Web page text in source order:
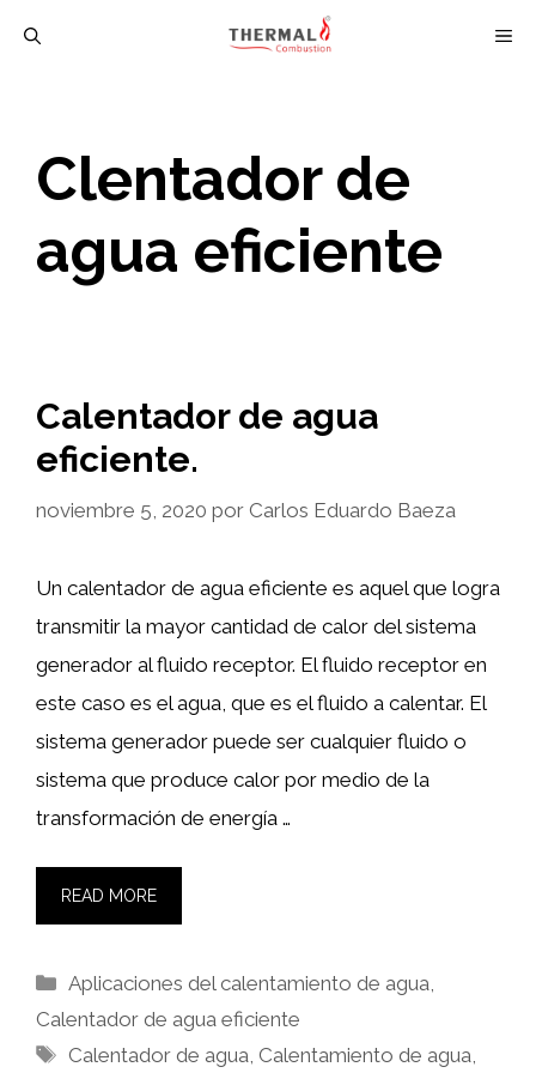
Clentador de
agua eficiente
Calentador de agua
eficiente.
noviembre 5, 2020 por Carlos Eduardo Baeza
Un calentador de agua eficiente es aquel que logra
transmitir la mayor cantidad de calor del sistema
generador al fluido receptor. El fluido receptor en
este caso es el agua, que es el fluido a calentar. El
sistema generador puede ser cualquier fluido o
sistema que produce calor por medio de la
transformación de energía …
READ MORE
Categorías
Aplicaciones del calentamiento de agua,
Calentador de agua eficiente
Etiquetas
Calentador de agua, Calentamiento de agua,